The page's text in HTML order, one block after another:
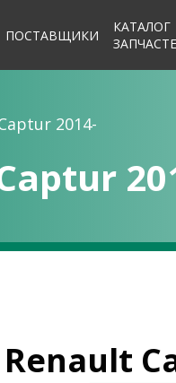
ПОСТАВЩИКИ
КАТАЛОГ
2014-
Renault